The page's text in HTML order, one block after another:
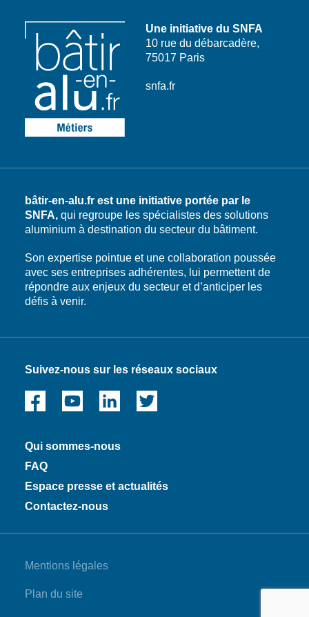
Une initiative du SNFA
10 rue du débarcadère,
75017 Paris
snfa.fr
bâtir-en-alu.fr est une initiative portée par le
SNFA, qui regroupe les spécialistes des solutions
aluminium à destination du secteur du bâtiment.
Son expertise pointue et une collaboration poussée
avec ses entreprises adhérentes, lui permettent de
répondre aux enjeux du secteur et d’anticiper les
défis à venir.
Suivez-nous sur les réseaux sociaux
Qui sommes-nous
FAQ
Espace presse et actualités
Contactez-nous
Mentions légales
Plan du site